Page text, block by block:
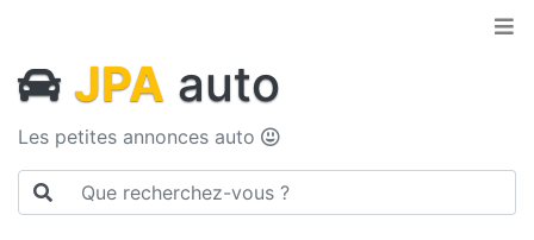
JPA auto
Les petites annonces auto